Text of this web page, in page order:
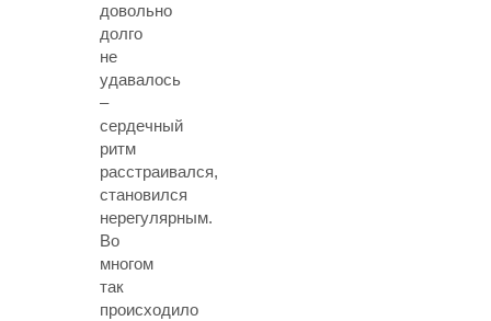
довольно
долго
не
удавалось
–
сердечный
ритм
расстраивался,
становился
нерегулярным.
Во
многом
так
происходило